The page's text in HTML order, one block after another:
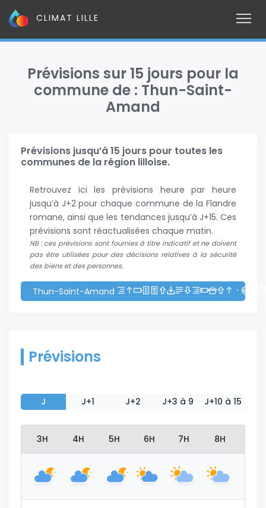
CLIMAT LILLE
Prévisions sur 15 jours pour la
commune de : Thun-Saint-
Amand
Prévisions jusqu’à 15 jours pour toutes les
communes de la région lilloise.
Retrouvez ici les prévisions heure par heure
jusqu’à J+2 pour chaque commune de la Flandre
romane, ainsi que les tendances jusqu’à J+15. Ces
prévisions sont réactualisées chaque matin.
NB : ces prévisions sont fournies à titre indicatif et ne doivent
pas être utilisées pour des décisions relatives à la sécurité
des biens et des personnes.
Thun-Saint-Amand
Prévisions
J J+1 J+2 J+3 à 9 J+10 à 15
3H 4H 5H 6H 7H 8H